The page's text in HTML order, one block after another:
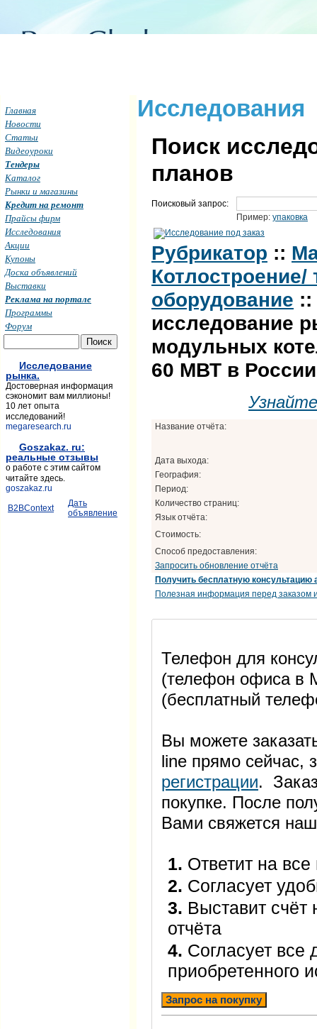
Исследования
Поиск
планов
Поисковый запрос:
Пример: упаковка
Рубрикатор ::
оборудование ::
исследование
модульных
60 МВТ в России
Название отчёта:
Дата выхода:
География:
Период:
Количество страниц:
Язык отчёта:
Стоимость:
Способ предоставления:
Запросить обновление отчёта
Получить бесплатную консультацию
Полезная информация перед заказом
Телефон для
(телефон офиса в
(бесплатный
Вы можете
line прямо
регистрации.
покупке. После
Вами свяжется
1. Ответит на
2. Согласует
3. Выставит счёт
отчёта
4. Согласует все
приобретенного
Запрос на покупку
Главная
Новости
Статьи
Видеоуроки
Тендеры
Каталог
Рынки и магазины
Кредит на ремонт
Прайсы фирм
Исследования
Акции
Купоны
Доска объявлений
Выставки
Реклама на портале
Программы
Форум
Исследование
рынка.
Достоверная информация
сэкономит вам миллионы!
10 лет опыта
исследований!
megaresearch.ru
Goszakaz. ru:
реальные отзывы
о работе с этим сайтом
читайте здесь.
goszakaz.ru
B2BContext
Дать
объявление